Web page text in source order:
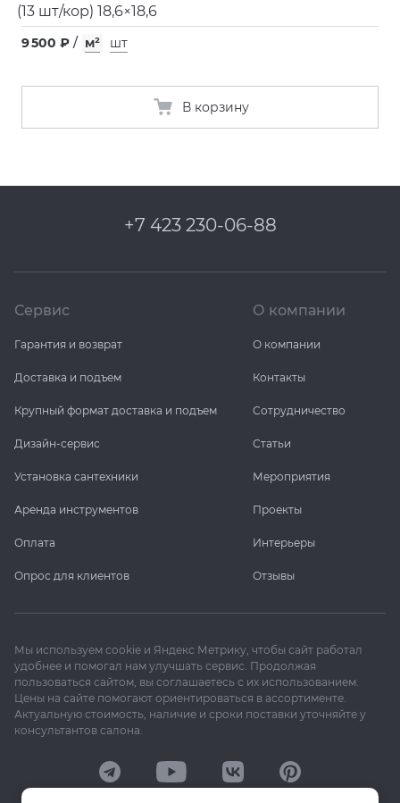
(13 шт/кор) 18,6×18,6
9 500 ₽ / м² шт
В корзину
+7 423 230-06-88
Сервис
Гарантия и возврат
Доставка и подъем
Крупный формат доставка и подъем
Дизайн-сервис
Установка сантехники
Аренда инструментов
Оплата
Опрос для клиентов
О компании
О компании
Контакты
Сотрудничество
Статьи
Мероприятия
Проекты
Интерьеры
Отзывы
Мы используем cookie и Яндекс Метрику, чтобы сайт работал
удобнее и помогал нам улучшать сервис. Продолжая
пользоваться сайтом, вы соглашаетесь с их использованием.
Цены на сайте помогают ориентироваться в ассортименте.
Актуальную стоимость, наличие и сроки поставки уточняйте у
консультантов салона.